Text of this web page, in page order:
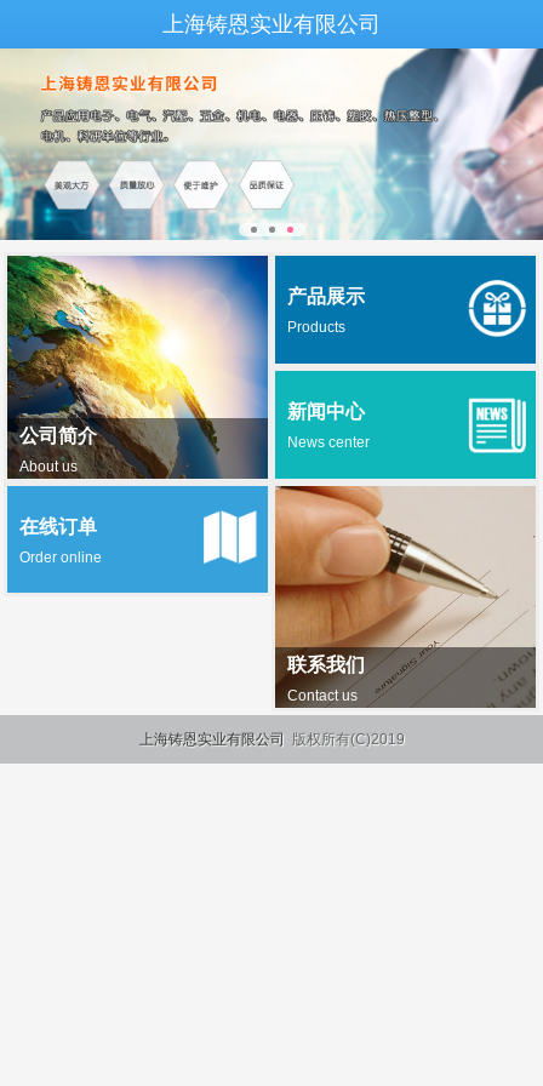
上海铸恩实业有限公司
公司简介
About us
产品展示
Products
新闻中心
News center
联系我们
Contact us
在线订单
Order online
上海铸恩实业有限公司 版权所有(C)2019